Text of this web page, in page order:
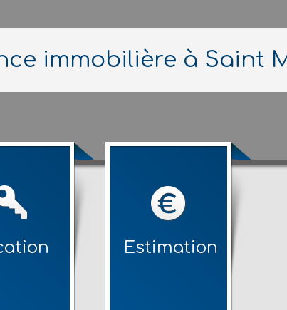
immobilière à Saint
Estimation